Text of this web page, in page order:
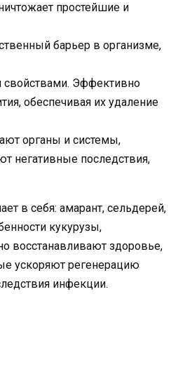
простейшие и
барьер в организме,
свойствами. Эффективно
обеспечивая их удаление
органы и системы,
негативные последствия,
в себя: амарант, сельдерей,
кукурузы,
восстанавливают здоровье,
ускоряют регенерацию
инфекции.